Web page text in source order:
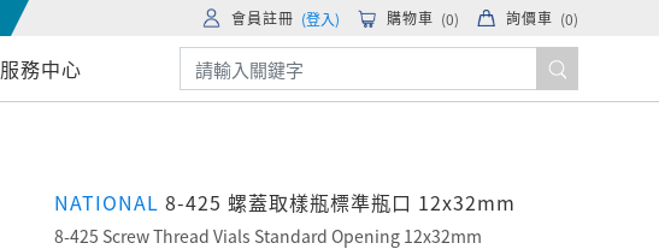
會員註冊 (登入) 購物車 (0) 詢價車 (0)
服務中心
NATIONAL 8-425 螺蓋取樣瓶標準瓶口 12x32mm
8-425 Screw Thread Vials Standard Opening 12x32mm